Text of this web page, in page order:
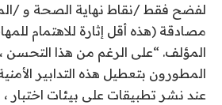
لفضح فقط /نقاط نهاية الصحة و /
مصادقة (هذه أقل إثارة للاهتمام
المؤلف. “على الرغم من هذا التحسن ،
المطورون بتعطيل هذه التدابير
عند نشر تطبيقات على بيئات اختبار ،